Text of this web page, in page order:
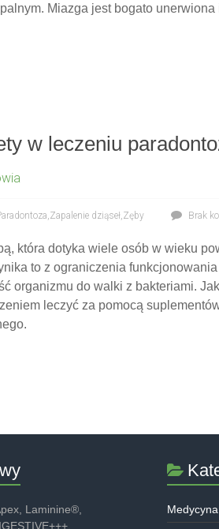
Miazga jest bogato
w leczeniu
,Zapalenie dziąseł,Zęby Brak
która dotyka wiele osób w wieku
to z ograniczenia
organizmu do walki z bakteriami.
leczyć za pomocą
Laminine®,